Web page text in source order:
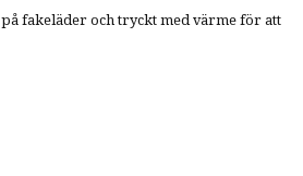
fakeläder och tryckt med värme för att